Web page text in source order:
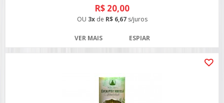
R$ 20,00
OU 3xde R$ 6,67s/juros
VER MAIS ESPIAR